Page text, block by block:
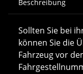
Beschreibung
Sollten Sie bei
können Sie die
Fahrzeug vor